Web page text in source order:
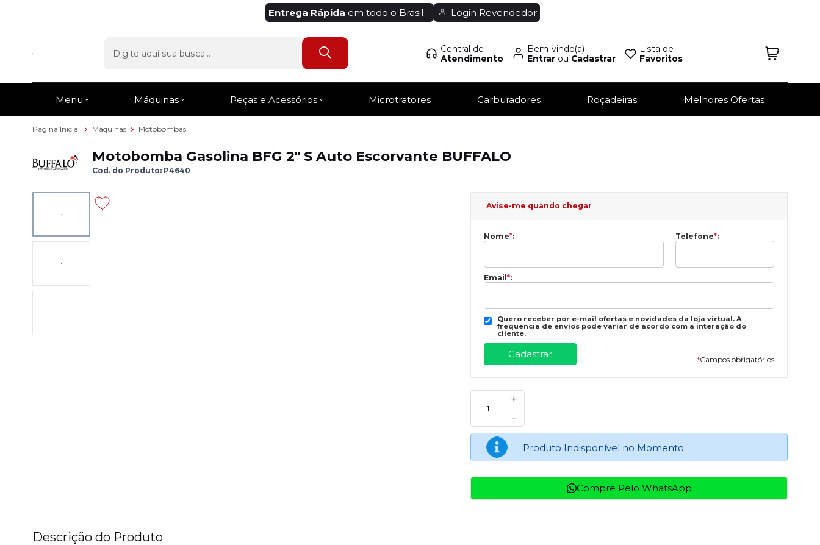
Entrega Rápida em todo o Brasil Login Revendedor
Central de
Atendimento
Bem-vindo(a)
Entrarou Cadastrar
Lista de
Favoritos
Menu Máquinas Peças e Acessórios Microtratores Carburadores Roçadeiras Melhores Ofertas
Página Inicial Máquinas Motobombas
Motobomba Gasolina BFG 2" S Auto Escorvante BUFFALO
Cod. do Produto: P4640
Avise-me quando chegar
Nome*: Telefone*:
Email *:
Quero receber por e-mail ofertas e novidades da loja virtual. A
frequência de envios pode variar de acordo com a interação do
cliente.
*Campos obrigatórios
-
+
Produto Indisponível no Momento
Compre Pelo WhatsApp
Descrição do Produto